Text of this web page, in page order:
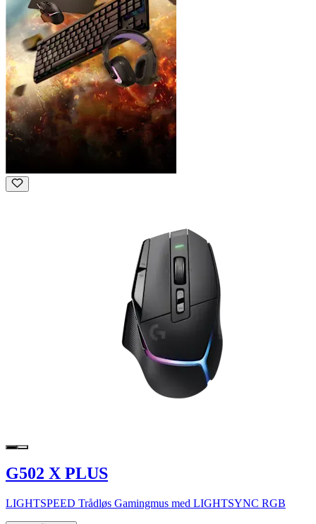
G502 X PLUS
LIGHTSPEED Trådløs Gamingmus med LIGHTSYNC RGB